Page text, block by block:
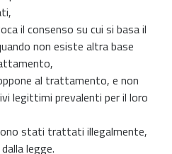
il consenso su cui si basa il
non esiste altra base
al trattamento, e non
legittimi prevalenti per il loro
stati trattati illegalmente,
legge.